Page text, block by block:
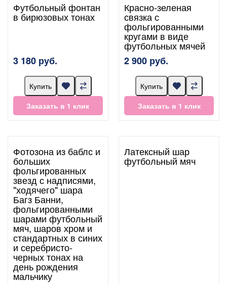
Футбольный фонтан
в бирюзовых тонах
3 180 руб.
Купить
Заказать в 1 клик
Красно-зеленая
связка с
фольгированными
кругами в виде
футбольных мячей
2 900 руб.
Купить
Заказать в 1 клик
Фотозона из баблс и
больших
фольгированных
звезд с надписями,
"ходячего" шара
Багз Банни,
фольгированными
шарами футбольный
мяч, шаров хром и
стандартных в синих
и серебристо-
черных тонах на
день рождения
мальчику
Латексный шар
футбольный мяч